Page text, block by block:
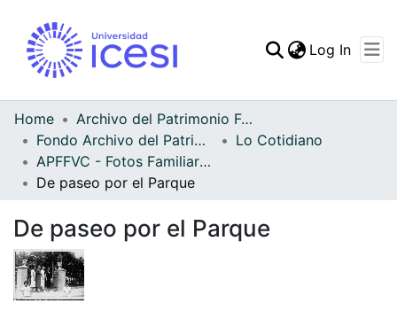
Statistics
Log In
Home
Archivo del Patrimonio Fotográfico y Fílmico del Valle del Cauca
Fondo Archivo del Patrimonio Fotográfico y Fílmico del Valle del Cauca
Lo Cotidiano
APFFVC - Fotos Familiares - Patrimonial
De paseo por el Parque
De paseo por el Parque